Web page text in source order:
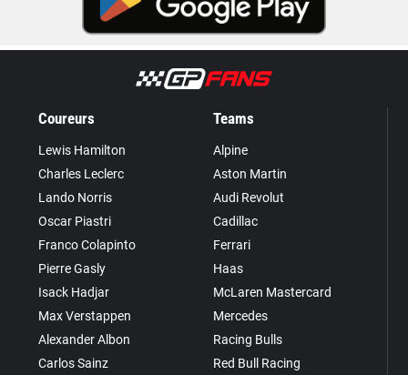
Coureurs
Lewis Hamilton
Charles Leclerc
Lando Norris
Oscar Piastri
Franco Colapinto
Pierre Gasly
Isack Hadjar
Max Verstappen
Alexander Albon
Carlos Sainz
Teams
Alpine
Aston Martin
Audi Revolut
Cadillac
Ferrari
Haas
McLaren Mastercard
Mercedes
Racing Bulls
Red Bull Racing